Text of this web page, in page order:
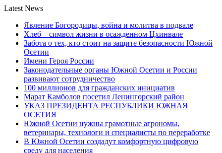
Latest News
Явление Богородицы, война и молитва в подвале
Хлеб – символ жизни в осажденном Цхинвале
Забота о тех, кто стоит на защите безопасности Южной
Осетии
Имени Героя России
Законодательные органы Южной Осетии и России
развивают сотрудничество
100 миллионов для гражданских инициатив
Марат Камболов посетил Ленингорский район
УКАЗ ПРЕЗИДЕНТА РЕСПУБЛИКИ ЮЖНАЯ
ОСЕТИЯ
Южной Осетии нужны грамотные агрономы,
ветеринары, технологи и специалисты по переработке
В Южной Осетии создадут комфортную цифровую
среду для населения